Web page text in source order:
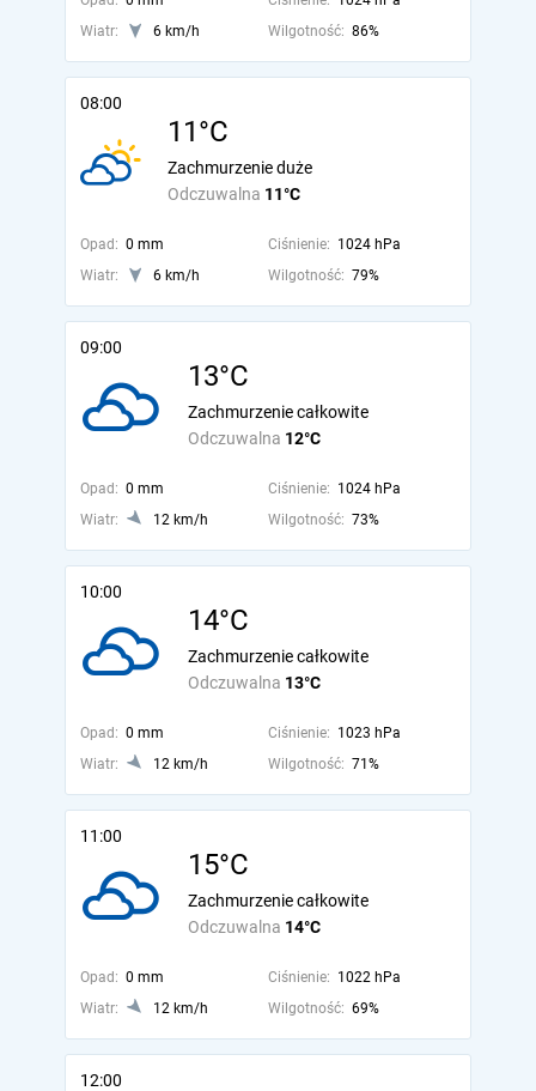
Wiatr:
6 km/h Wilgotność: 86%
08:00
11°C
Odczuwalna 11°C
Zachmurzenie duże
Opad: 0 mm Ciśnienie: 1024 hPa
Wiatr:
6 km/h Wilgotność: 79%
09:00
13°C
Odczuwalna 12°C
Zachmurzenie całkowite
Opad: 0 mm Ciśnienie: 1024 hPa
Wiatr:
12 km/h Wilgotność: 73%
10:00
14°C
Odczuwalna 13°C
Zachmurzenie całkowite
Opad: 0 mm Ciśnienie: 1023 hPa
Wiatr:
12 km/h Wilgotność: 71%
11:00
15°C
Odczuwalna 14°C
Zachmurzenie całkowite
Opad: 0 mm Ciśnienie: 1022 hPa
Wiatr:
12 km/h Wilgotność: 69%
12:00